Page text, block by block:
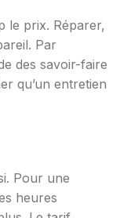
le prix. Réparer,
Par
des savoir-faire
qu’un entretien
Pour une
heures